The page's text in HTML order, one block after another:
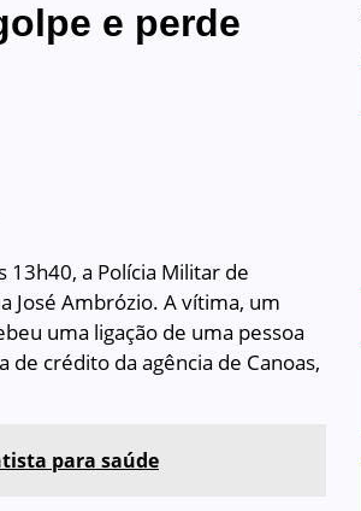
e perde
13h40, a Polícia Militar de
José Ambrózio. A vítima, um
uma ligação de uma pessoa
crédito da agência de Canoas,
para saúde